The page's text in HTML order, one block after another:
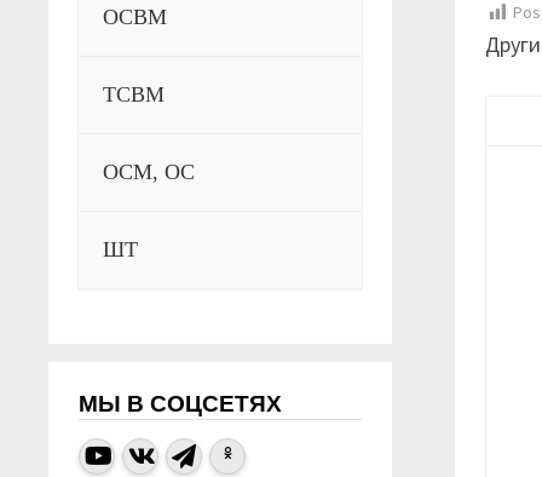
ОСВМ
ТСВМ
ОСМ, ОС
ШТ
МЫ В СОЦСЕТЯХ